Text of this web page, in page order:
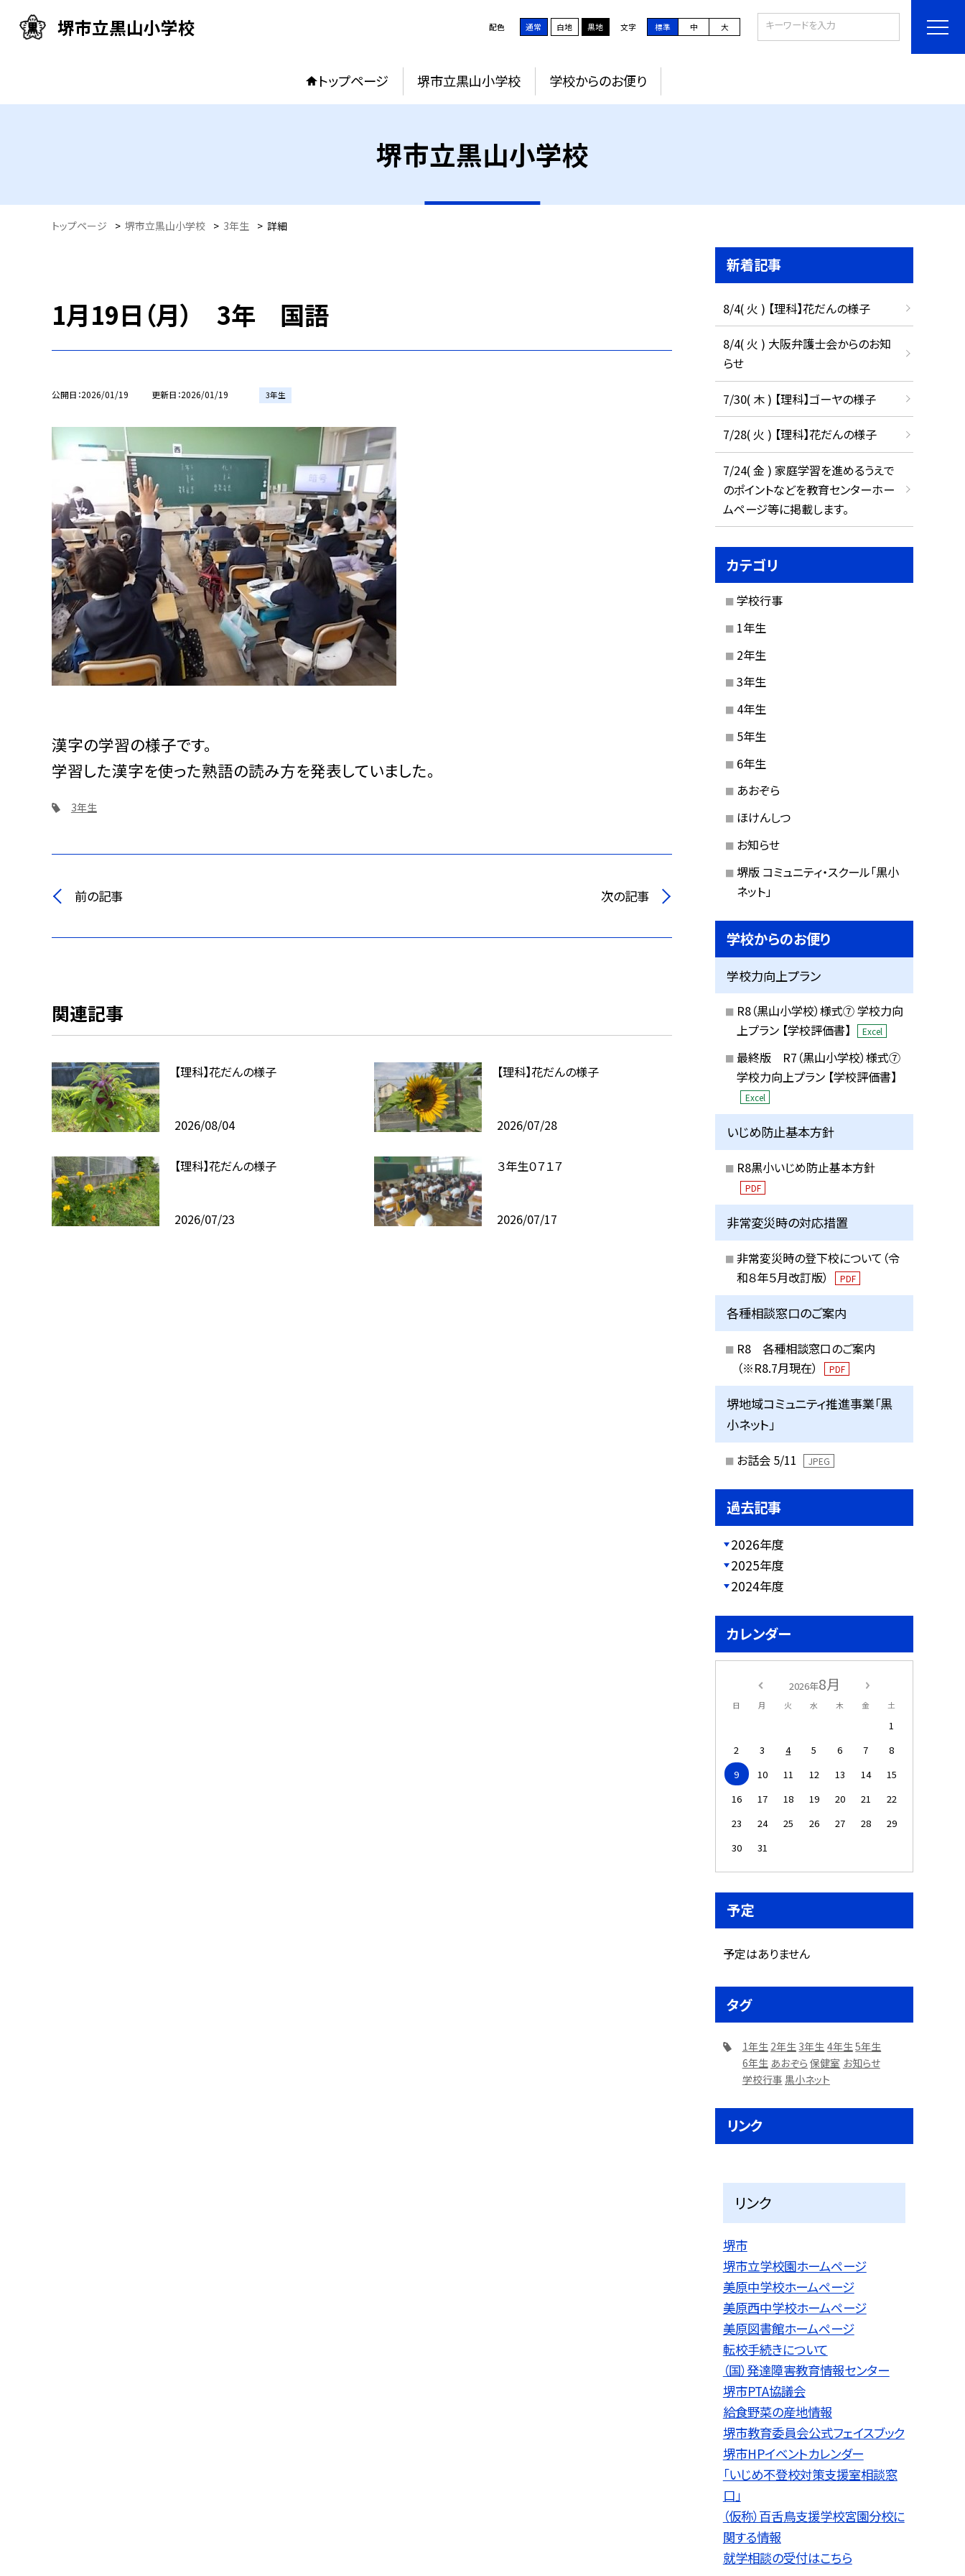
堺市立黒山小学校 配色 通常 白地 黒地 文字 標準 中 大
トップページ 堺市立黒山小学校 学校からのお便り
堺市立黒山小学校
トップページ > 堺市立黒山小学校 > 3年生 > 詳細
1月19日（月） 3年 国語
公開日 2026/01/19 更新日 2026/01/19 3年生
漢字の学習の様子です。
学習した漢字を使った熟語の読み方を発表していました。
3年生
前の記事 次の記事
関連記事
【理科】花だんの様子
2026/08/04
【理科】花だんの様子
2026/07/28
【理科】花だんの様子
2026/07/23
３年生０７１７
2026/07/17
新着記事
8/4( 火 ) 【理科】花だんの様子
8/4( 火 ) 大阪弁護士会からのお知
らせ
7/30( 木 ) 【理科】ゴーヤの様子
7/28( 火 ) 【理科】花だんの様子
7/24( 金 ) 家庭学習を進めるうえで
のポイントなどを教育センターホー
ムページ等に掲載します。
カテゴリ
学校行事
1年生
2年生
3年生
4年生
5年生
6年生
あおぞら
ほけんしつ
お知らせ
堺版 コミュニティ・スクール「黒小
ネット」
学校からのお便り
学校力向上プラン
R8（黒山小学校）様式⑦ 学校力向
上プラン 【学校評価書】
Excel
最終版 R7（黒山小学校）様式⑦
学校力向上プラン 【学校評価書】
Excel
いじめ防止基本方針
R8黒小いじめ防止基本方針
PDF
非常変災時の対応措置
非常変災時の登下校について（令
和８年５月改訂版）
PDF
各種相談窓口のご案内
R8 各種相談窓口のご案内
（※R8.7月現在）
PDF
堺地域コミュニティ推進事業「黒
小ネット」
お話会 5/11 JPEG
過去記事
2026年度
2025年度
2024年度
カレンダー
2026年8月
日 月 火 水 木 金 土
1
2
3 4 5 6 7
8
9
10 11 12 13 14
15
16
17 18 19 20 21
22
23
24 25 26 27 28
29
30
31
予定
予定はありません
タグ
1年生 2年生 3年生 4年生 5年生
6年生 あおぞら 保健室 お知らせ
学校行事 黒小ネット
リンク
リンク
堺市
堺市立学校園ホームページ
美原中学校ホームページ
美原西中学校ホームページ
美原図書館ホームページ
転校手続きについて
（国）発達障害教育情報センター
堺市PTA協議会
給食野菜の産地情報
堺市教育委員会公式フェイスブック
堺市HPイベントカレンダー
「いじめ不登校対策支援室相談窓
口」
（仮称）百舌鳥支援学校宮園分校に
関する情報
就学相談の受付はこちら